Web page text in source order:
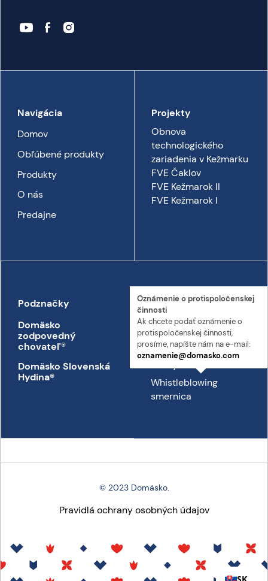
Navigácia
Domov
Obľúbené produkty
Produkty
O nás
Predajne
Projekty
Obnova
technologického
zariadenia v Kežmarku
FVE Čaklov
FVE Kežmarok II
FVE Kežmarok I
Podznačky
Domäsko
zodpovedný
chovateľ®
Domäsko Slovenská
Hydina®
Kontakt
Kontakt
Prepravný poriadok
Oznámenie o proti­spoločenskej
činnosti
Ak chcete podať oznámenie o
proti­spoločenskej činnosti,
prosíme, napíšte nám na e-mail:
oznamenie@domasko.com
Whistleblowing
smernica
© 2023 Domäsko.
Pravidlá ochrany osobných údajov
SK